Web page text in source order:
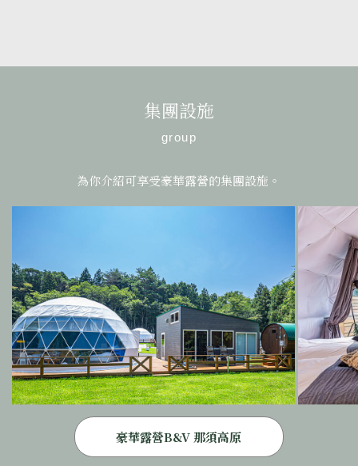
集團設施
group
為你介紹可享受豪華露營的集團設施。
豪華露營B&V 那須高原